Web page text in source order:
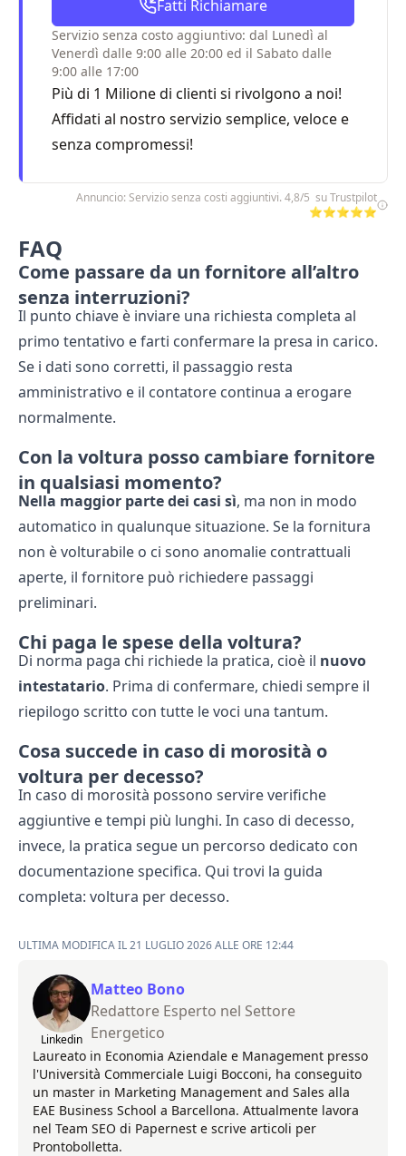
Fatti Richiamare
Servizio senza costo aggiuntivo: dal Lunedì al
Venerdì dalle 9:00 alle 20:00 ed il Sabato dalle
9:00 alle 17:00
Più di 1 Milione di clienti si rivolgono a noi!
Affidati al nostro servizio semplice, veloce e
senza compromessi!
Annuncio: Servizio senza costi aggiuntivi. 4,8/5 su Trustpilot
⭐⭐⭐⭐⭐
FAQ
Come passare da un fornitore all’altro
senza interruzioni?
Il punto chiave è inviare una richiesta completa al
primo tentativo e farti confermare la presa in carico.
Se i dati sono corretti, il passaggio resta
amministrativo e il contatore continua a erogare
normalmente.
Con la voltura posso cambiare fornitore
in qualsiasi momento?
Nella maggior parte dei casi sì, ma non in modo
automatico in qualunque situazione. Se la fornitura
non è volturabile o ci sono anomalie contrattuali
aperte, il fornitore può richiedere passaggi
preliminari.
Chi paga le spese della voltura?
Di norma paga chi richiede la pratica, cioè il nuovo
intestatario. Prima di confermare, chiedi sempre il
riepilogo scritto con tutte le voci una tantum.
Cosa succede in caso di morosità o
voltura per decesso?
In caso di morosità possono servire verifiche
aggiuntive e tempi più lunghi. In caso di decesso,
invece, la pratica segue un percorso dedicato con
documentazione specifica. Qui trovi la guida
completa: voltura per decesso.
ULTIMA MODIFICA IL 21 LUGLIO 2026 ALLE ORE 12:44
Linkedin
Matteo Bono
Redattore Esperto nel Settore
Energetico
Laureato in Economia Aziendale e Management presso
l'Università Commerciale Luigi Bocconi, ha conseguito
un master in Marketing Management and Sales alla
EAE Business School a Barcellona. Attualmente lavora
nel Team SEO di Papernest e scrive articoli per
Prontobolletta.